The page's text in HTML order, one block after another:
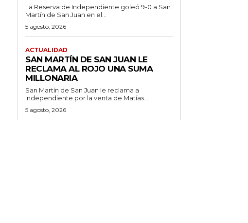
La Reserva de Independiente goleó 9-0 a San
Martín de San Juan en el...
5 agosto, 2026
ACTUALIDAD
SAN MARTÍN DE SAN JUAN LE
RECLAMA AL ROJO UNA SUMA
MILLONARIA
San Martín de San Juan le reclama a
Independiente por la venta de Matías...
5 agosto, 2026